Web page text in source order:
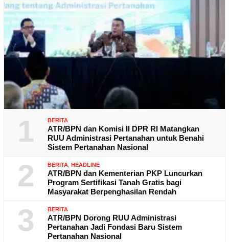
1 BERITA
ATR/BPN dan Komisi II DPR RI Matangkan
RUU Administrasi Pertanahan untuk Benahi
Sistem Pertanahan Nasional
2 BERITA HEADLINE
ATR/BPN dan Kementerian PKP Luncurkan
Program Sertifikasi Tanah Gratis bagi
Masyarakat Berpenghasilan Rendah
3 BERITA
ATR/BPN Dorong RUU Administrasi
Pertanahan Jadi Fondasi Baru Sistem
Pertanahan Nasional